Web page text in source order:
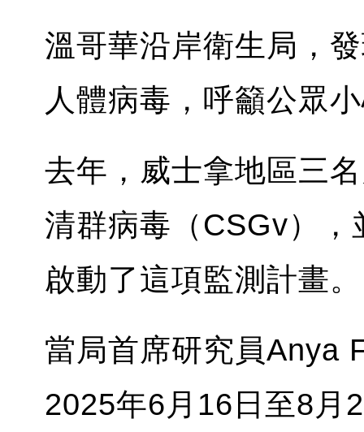
溫哥華沿岸衛生局，
人體病毒，呼籲公眾
去年，威士拿地區三
清群病毒（CSGv）
啟動了這項監測計畫。
當局首席研究員Anya
2025年6月16日至8月